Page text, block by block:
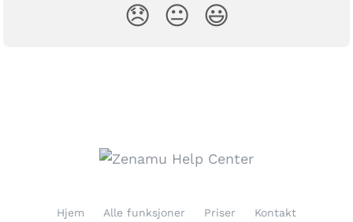
😞 😐 😃
Hjem Alle funksjoner Priser Kontakt